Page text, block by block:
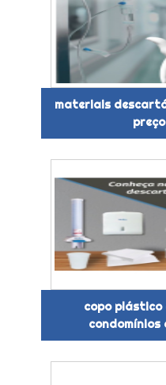
materiais
copo
condomínios